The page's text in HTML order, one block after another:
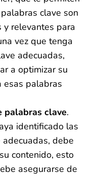
clave son
y relevantes para
vez que tenga
adecuadas,
a optimizar su
esas palabras
palabras clave.
identificado las
debe
contenido, esto
asegurarse de